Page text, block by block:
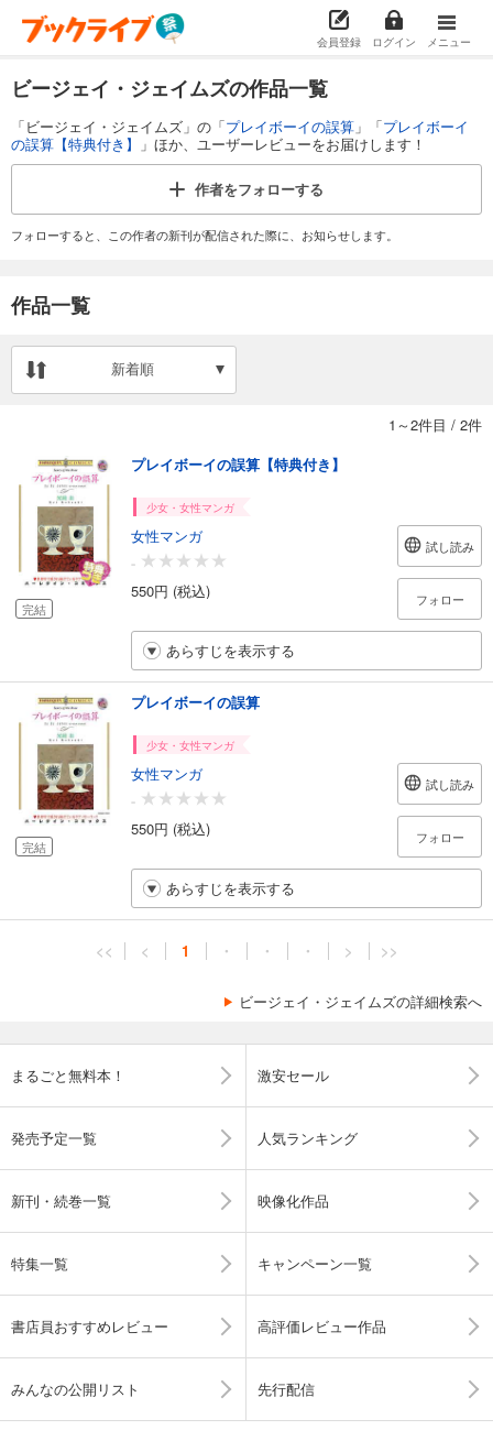
会員登録 ログイン メニュー
ビージェイ・ジェイムズの作品一覧
「ビージェイ・ジェイムズ」の「プレイボーイの誤算 」「プレイボーイ
の誤算【特典付き】
」ほか、ユーザーレビューをお届けします！
作者をフォローする
フォローすると、この作者の新刊が配信された際に、お知らせします。
作品一覧
新着順
1～2件目 / 2件
完結
プレイボーイの誤算【特典付き】
少女・女性マンガ
女性マンガ
-
550円 (税込)
試し読み
フォロー
あらすじを表示する
完結
プレイボーイの誤算
少女・女性マンガ
女性マンガ
-
550円 (税込)
試し読み
フォロー
あらすじを表示する
<< < 1 ・ ・ ・ > >>
ビージェイ・ジェイムズの詳細検索へ
まるごと無料本！ 激安セール
発売予定一覧 人気ランキング
新刊・続巻一覧 映像化作品
特集一覧 キャンペーン一覧
書店員おすすめレビュー 高評価レビュー作品
みんなの公開リスト 先行配信